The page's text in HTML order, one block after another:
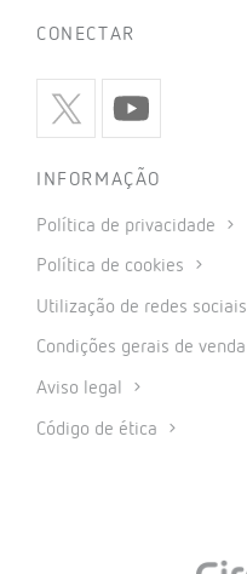
CONECTAR
INFORMAÇÃO
Política de privacidade
Política de cookies
Utilização de redes sociais
Condições gerais de venda
Aviso legal
Código de ética